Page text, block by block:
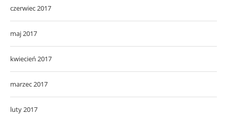
czerwiec 2017
maj 2017
kwiecień 2017
marzec 2017
luty 2017